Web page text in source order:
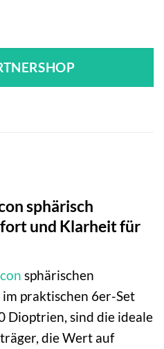
sphärisch
und Klarheit für
sphärischen
im praktischen 6er-Set
Dioptrien, sind die ideale
die Wert auf